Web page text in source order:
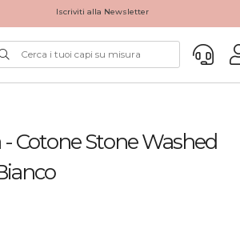
Iscriviti alla Newsletter
Cotone Stone Washed